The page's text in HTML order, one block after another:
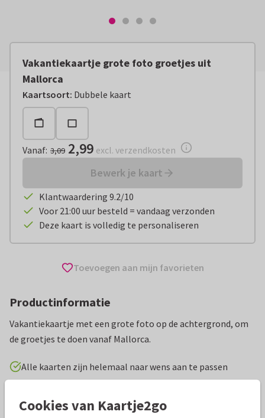
Vakantiekaartje grote foto groetjes uit
Mallorca
Kaartsoort: Dubbele kaart
Vanaf: € 2,99 excl. verzendkosten
Vanaf: 3,09 2,99 excl. verzendkosten
Bewerk je kaart
Klantwaardering 9.2/10
Voor 21:00 uur besteld = vandaag verzonden
Deze kaart is volledig te personaliseren
Toevoegen aan mijn favorieten
Productinformatie
Vakantiekaartje met een grote foto op de achtergrond, om
de groetjes te doen vanaf Mallorca.
Alle kaarten zijn helemaal naar wens aan te passen
Vakantiekaarten
Cookies van Kaartje2go